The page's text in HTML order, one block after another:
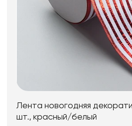
Лента новогодняя
шт., красный/белый